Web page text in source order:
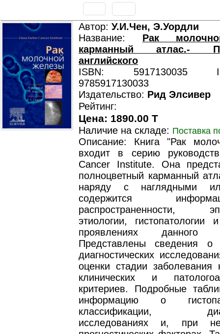
Автор: У.И.Чен, Э.Уордли
Название: Рак
карманный атлас.-
английского
ISBN: 5917130035
9785917130033
Издательство: Рид Элсивер
Рейтинг:
Цена: 1890.00 T
Наличие на складе: Поставка
Описание: Книга "Рак
входит в серию
Cancer Institute. Она
полноцветный карманный
наряду с наглядными
содержится
распространенности,
этиологии, гистопатологии
проявлениях данного
Представлены сведения о
диагностических
оценки стадии заболевания
клинических и
критериев. Подробные
информацию о
классификации,
исследованиях и, при